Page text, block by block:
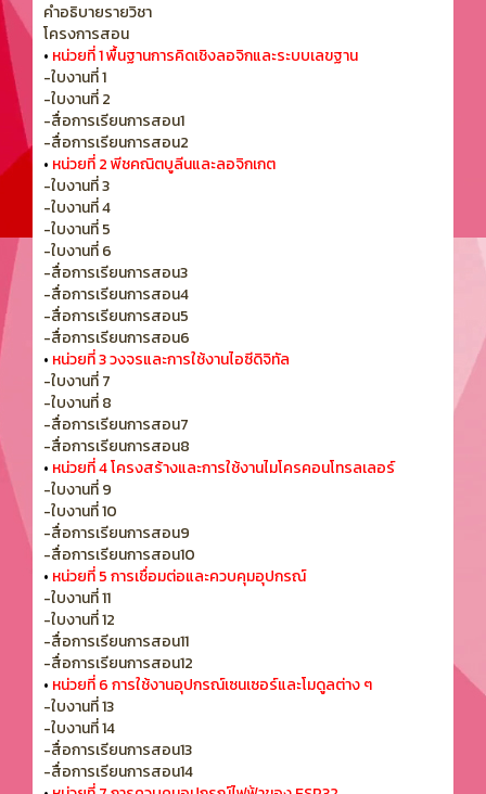
คำอธิบายรายวิชา
โครงการสอน
• หน่วยที่ 1 พื้นฐานการคิดเชิงลอจิกและระบบเลขฐาน
-ใบงานที่ 1
-ใบงานที่ 2
-สื่อการเรียนการสอน1
-สื่อการเรียนการสอน2
• หน่วยที่ 2 พีชคณิตบูลีนและลอจิกเกต
-ใบงานที่ 3
-ใบงานที่ 4
-ใบงานที่ 5
-ใบงานที่ 6
-สื่อการเรียนการสอน3
-สื่อการเรียนการสอน4
-สื่อการเรียนการสอน5
-สื่อการเรียนการสอน6
• หน่วยที่ 3 วงจรและการใช้งานไอซีดิจิทัล
-ใบงานที่ 7
-ใบงานที่ 8
-สื่อการเรียนการสอน7
-สื่อการเรียนการสอน8
• หน่วยที่ 4 โครงสร้างและการใช้งานไมโครคอนโทรลเลอร์
-ใบงานที่ 9
-ใบงานที่ 10
-สื่อการเรียนการสอน9
-สื่อการเรียนการสอน10
• หน่วยที่ 5 การเชื่อมต่อและควบคุมอุปกรณ์
-ใบงานที่ 11
-ใบงานที่ 12
-สื่อการเรียนการสอน11
-สื่อการเรียนการสอน12
• หน่วยที่ 6 การใช้งานอุปกรณ์เซนเซอร์และโมดูลต่าง ๆ
-ใบงานที่ 13
-ใบงานที่ 14
-สื่อการเรียนการสอน13
-สื่อการเรียนการสอน14